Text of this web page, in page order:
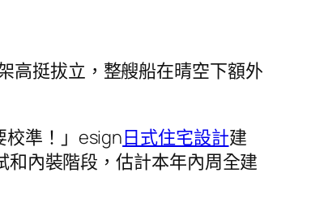
高挺拔立，整艘船在晴空下額外
校準！」esign日式住宅設計建
和內裝階段，估計本年內周全建